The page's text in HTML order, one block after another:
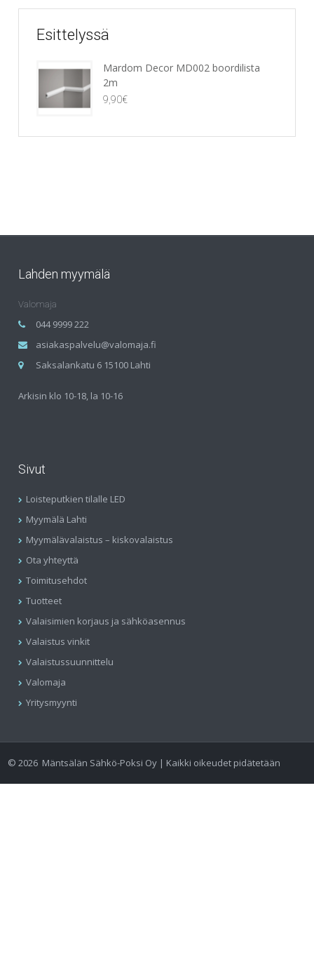
Esittelyssä
Mardom Decor MD002 boordilista
2m
9,90€
Lahden myymälä
Valomaja
044 9999 222
asiakaspalvelu@valomaja.fi
Saksalankatu 6 15100 Lahti
Arkisin klo 10-18, la 10-16
Sivut
Loisteputkien tilalle LED
Myymälä Lahti
Myymälävalaistus – kiskovalaistus
Ota yhteyttä
Toimitusehdot
Tuotteet
Valaisimien korjaus ja sähköasennus
Valaistus vinkit
Valaistussuunnittelu
Valomaja
Yritysmyynti
©2026 Mäntsälän Sähkö-Poksi Oy | Kaikki oikeudet pidätetään